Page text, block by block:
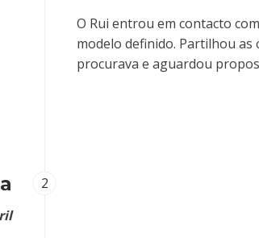
O Rui entrou em contacto
modelo definido. Partilhou as
procurava e aguardou
2